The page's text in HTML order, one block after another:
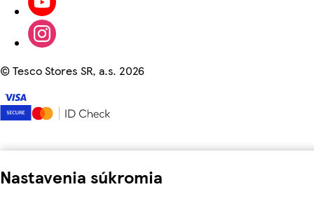
Nastavenia súkromia
©Tesco Stores SR, a.s. 2026